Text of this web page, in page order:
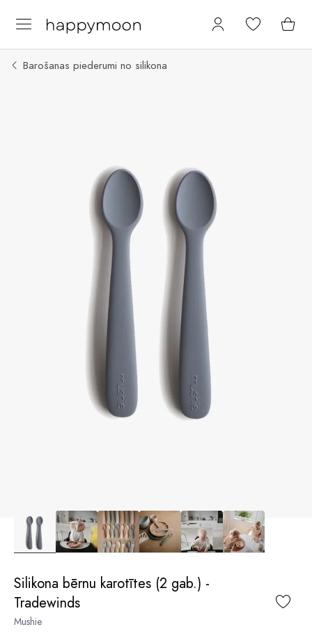
Barošanas piederumi no silikona
Silikona bērnu karotītes (2 gab.) -
Tradewinds
Mushie